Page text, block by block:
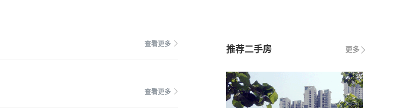
查看更多
查看更多
更多
推荐二手房